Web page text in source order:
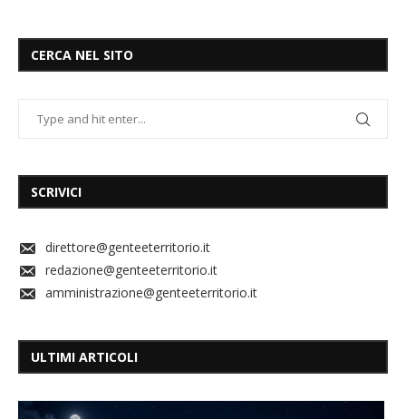
CERCA NEL SITO
SCRIVICI
direttore@genteeterritorio.it
redazione@genteeterritorio.it
amministrazione@genteeterritorio.it
ULTIMI ARTICOLI